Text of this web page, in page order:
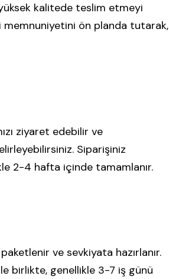
kalitede teslim etmeyi
memnuniyetini ön planda tutarak,
ziyaret edebilir ve
Siparişiniz
2-4 hafta içinde tamamlanır.
ve sevkiyata hazırlanır.
birlikte, genellikle 3-7 iş günü